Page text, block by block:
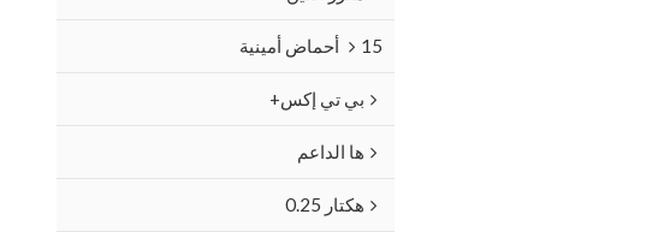
15 أحماض أمينية
بي تي إكس+
ها الداعم
هكتار 0.25